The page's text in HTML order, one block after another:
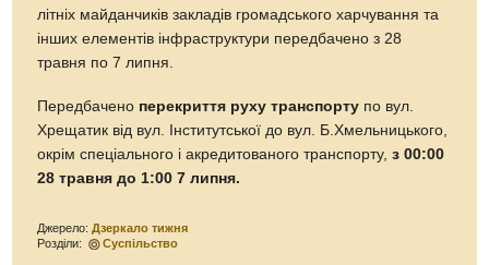
літніх майданчиків закладів громадського харчування та
інших елементів інфраструктури передбачено з 28
травня по 7 липня.
Передбачено перекриття руху транспорту по вул.
Хрещатик від вул. Інститутської до вул. Б.Хмельницького,
окрім спеціального і акредитованого транспорту,з 00:00
28 травня до 1:00 7 липня.
Джерело:Дзеркало тижня
Розділи:
Суспільство